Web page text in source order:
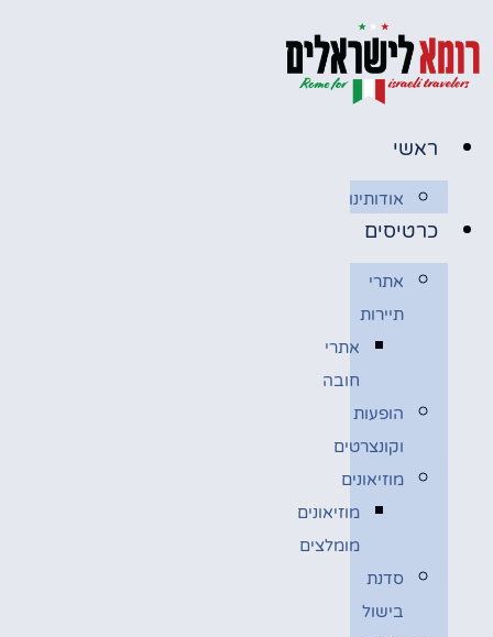
לתוכן
ראשי
אודותינו
כרטיסים
אתרי
תיירות
אתרי
חובה
הופעות
וקונצרטים
מוזיאונים
מוזיאונים
מומלצים
סדנת
בישול